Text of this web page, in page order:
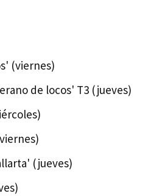
(viernes)
de locos' T3 (jueves)
(jueves)